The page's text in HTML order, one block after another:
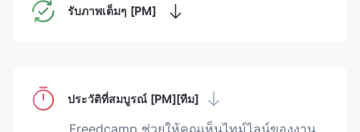
รับภาพเต็มๆ [PM]
ประวัติที่สมบูรณ์ [PM][ทีม]